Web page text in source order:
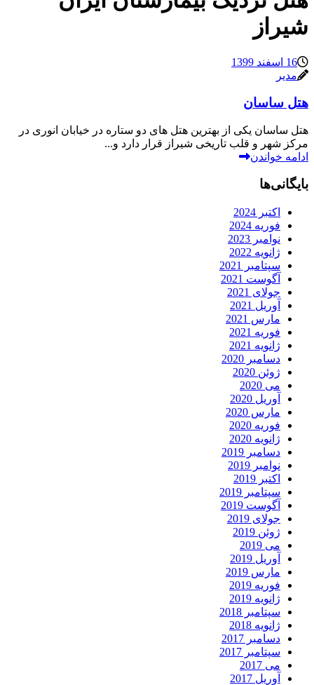
شیراز
16 اسفند 1399
مدیر
هتل ساسان
هتل ساسان یکی از بهترین هتل های دو ستاره در خیابان انوری در
مرکز شهر و قلب تاریخی شیراز قرار دارد و...
ادامه خواندن
بایگانی‌ها
اکتبر 2024
فوریه 2024
نوامبر 2023
ژانویه 2022
سپتامبر 2021
آگوست 2021
جولای 2021
آوریل 2021
مارس 2021
فوریه 2021
ژانویه 2021
دسامبر 2020
ژوئن 2020
می 2020
آوریل 2020
مارس 2020
فوریه 2020
ژانویه 2020
دسامبر 2019
نوامبر 2019
اکتبر 2019
سپتامبر 2019
آگوست 2019
جولای 2019
ژوئن 2019
می 2019
آوریل 2019
مارس 2019
فوریه 2019
ژانویه 2019
سپتامبر 2018
ژانویه 2018
دسامبر 2017
سپتامبر 2017
می 2017
آوریل 2017